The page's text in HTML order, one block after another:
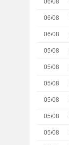
06/08
06/08
06/08
05/08
05/08
05/08
05/08
05/08
05/08